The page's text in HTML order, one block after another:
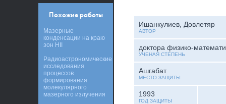
Ишанкулиев, Довлетяр
АВТОР
доктора физико-
УЧЕНАЯ СТЕПЕНЬ
Ашгабат
МЕСТО ЗАЩИТЫ
1993
ГОД ЗАЩИТЫ
Похожие работы
Мазерные
конденсации на краю
зон HII
Радиоастрономические
исследования
процессов
формирования
молекулярного
мазерного излучения